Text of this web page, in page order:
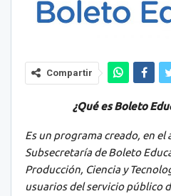
Compartir
¿Qué es Boleto
Es un programa creado, en el
Subsecretaría de Boleto
Producción, Ciencia y
usuarios del servicio público